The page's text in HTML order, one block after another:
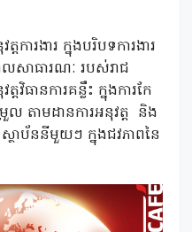
ការងារ ក្នុងបរិបទការងារ
សាធារណៈ របស់រាជ
ធានការគន្លឹះ ក្នុងការកែ
ល តាមដានការអនុវត្ត និង
ថាប័ននីមួយៗ ក្នុងជវភាពនៃ